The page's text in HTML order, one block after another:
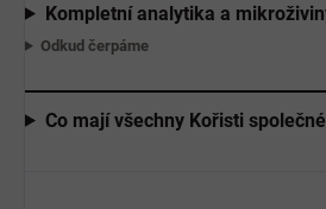
Kompletní analytika a
Odkud čerpáme
Co mají všechny Kořisti